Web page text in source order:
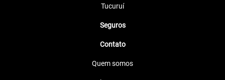
Tucuruí
Seguros
Contato
Quem somos